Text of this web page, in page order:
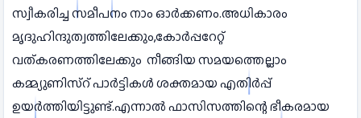
സ്വീകരിച്ച സമീപനം നാം ഓര്‍ക്കണം.അധികാരം
മൃദുഹിന്ദുത്വത്തിലേക്കും,കോർപ്പറേറ്റ്
വത്കരണത്തിലേക്കും നീങ്ങിയ സമയത്തെല്ലാം
കമ്മ്യുണിസ്റ് പാർട്ടികൾ ശക്തമായ എതിർപ്പ്
ഉയർത്തിയിട്ടുണ്ട്.എന്നാൽ ഫാസിസത്തിന്റെ ഭീകരമായ